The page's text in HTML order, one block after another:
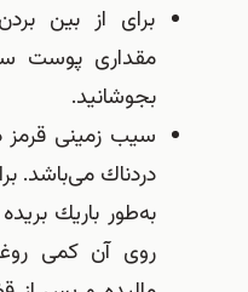
برای از بین
بجوشانید.
سیب زمینی قرمز
دردناك می‌باشد‌.
به‌طور باریك